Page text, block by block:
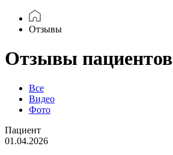
Отзывы
Отзывы пациентов
Все
Видео
Фото
Пациент
01.04.2026